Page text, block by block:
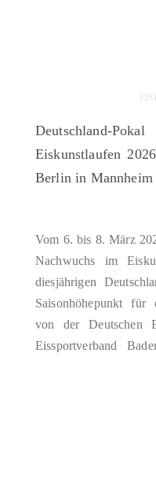
Deutschland-
Eiskunstlaufen
Berlin in Mannheim
Vom 6. bis 8. März
Nachwuchs im
diesjährigen
Saisonhöhepunkt für
von der Deutschen
Eissportverband